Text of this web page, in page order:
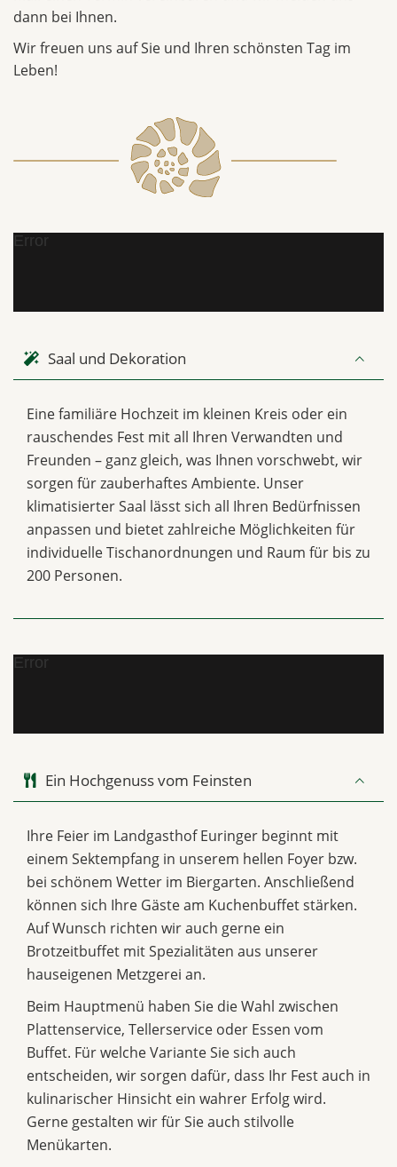
dann bei Ihnen.
Wir freuen uns auf Sie und Ihren schönsten Tag im
Leben!
Error
Saal und Dekoration
Eine familiäre Hochzeit im kleinen Kreis oder ein
rauschendes Fest mit all Ihren Verwandten und
Freunden – ganz gleich, was Ihnen vorschwebt, wir
sorgen für zauberhaftes Ambiente. Unser
klimatisierter Saal lässt sich all Ihren Bedürfnissen
anpassen und bietet zahlreiche Möglichkeiten für
individuelle Tischanordnungen und Raum für bis zu
200 Personen.
Error
Ein Hochgenuss vom Feinsten
Ihre Feier im Landgasthof Euringer beginnt mit
einem Sektempfang in unserem hellen Foyer bzw.
bei schönem Wetter im Biergarten. Anschließend
können sich Ihre Gäste am Kuchenbuffet stärken.
Auf Wunsch richten wir auch gerne ein
Brotzeitbuffet mit Spezialitäten aus unserer
hauseigenen Metzgerei an.
Beim Hauptmenü haben Sie die Wahl zwischen
Plattenservice, Tellerservice oder Essen vom
Buffet. Für welche Variante Sie sich auch
entscheiden, wir sorgen dafür, dass Ihr Fest auch in
kulinarischer Hinsicht ein wahrer Erfolg wird.
Gerne gestalten wir für Sie auch stilvolle
Menükarten.